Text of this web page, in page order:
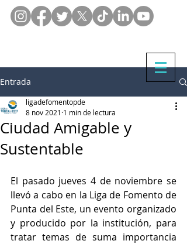
Entrada
Ciudad Amigable y
Sustentable
ligadefomentopde
8 nov 2021 1 min de lectura
El pasado jueves 4 de noviembre se
llevó a cabo en la Liga de Fomento de
Punta del Este, un evento organizado
y producido por la institución, para
tratar temas de suma importancia